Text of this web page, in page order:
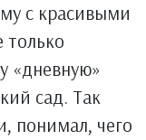
с красивыми
«дневную»
сад. Так
понимал, чего